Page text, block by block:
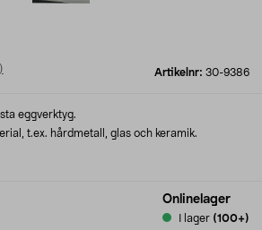
Artikelnr: 30-9386
Onlinelager
I lager (100+)
eggverktyg.
t.ex. hårdmetall, glas och keramik.